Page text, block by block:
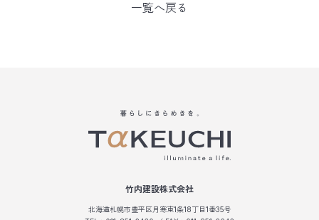
一覧へ戻る
竹内建設株式会社
北海道札幌市豊平区月寒東1条18丁目1番35号